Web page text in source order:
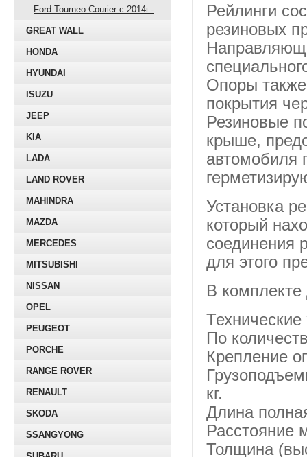
Ford Tourneo Courier с 2014г.-
GREAT WALL
HONDA
HYUNDAI
ISUZU
JEEP
KIA
LADA
LAND ROVER
MAHINDRA
MAZDA
MERCEDES
MITSUBISHI
NISSAN
OPEL
PEUGEOT
PORCHE
RANGE ROVER
RENAULT
SKODA
SSANGYONG
Рейлинги
резиновых
Опоры
покрытия
Резиновые
крыше,
автомобиля
Установка
который
соединения
для этого
В
Технические
По
Крепление
кг.
Длина
Расстояние
Толщина